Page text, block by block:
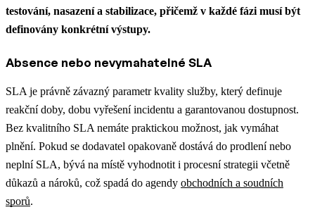
testování, nasazení a stabilizace, přičemž v každé fázi musí být
definovány konkrétní výstupy.
Absence nebo nevymahatelné SLA
SLA je právně závazný parametr kvality služby, který definuje
reakční doby, dobu vyřešení incidentu a garantovanou dostupnost.
Bez kvalitního SLA nemáte praktickou možnost, jak vymáhat
plnění. Pokud se dodavatel opakovaně dostává do prodlení nebo
neplní SLA, bývá na místě vyhodnotit i procesní strategii včetně
důkazů a nároků, což spadá do agendy obchodních a soudních
sporů.